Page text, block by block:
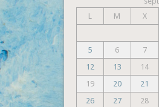
L
M X
5
6 7
12
13 14
19
20 21
26
27 28